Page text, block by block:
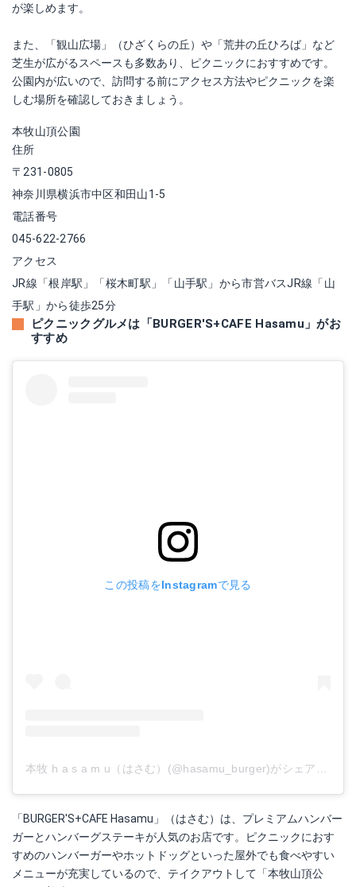
が楽しめます。
また、「観山広場」（ひざくらの丘）や「荒井の丘ひろば」など
芝生が広がるスペースも多数あり、ピクニックにおすすめです。
公園内が広いので、訪問する前にアクセス方法やピクニックを楽
しむ場所を確認しておきましょう。
本牧山頂公園
住所
〒231-0805
神奈川県横浜市中区和田山1-5
電話番号
045-622-2766
アクセス
JR線「根岸駅」「桜木町駅」「山手駅」から市営バスJR線「山
手駅」から徒歩25分
ピクニックグルメは「BURGER'S+CAFE Hasamu」がお
すすめ
この投稿をInstagramで見る
「BURGER'S+CAFE Hasamu」（はさむ）は、プレミアムハンバー
ガーとハンバーグステーキが人気のお店です。ピクニックにおす
すめのハンバーガーやホットドッグといった屋外でも食べやすい
メニューが充実しているので、テイクアウトして「本牧山頂公